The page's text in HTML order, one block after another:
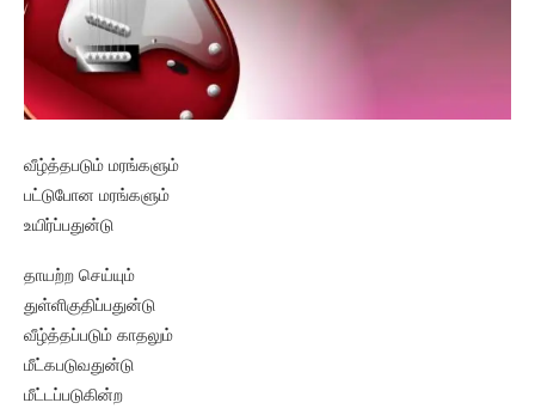
வீழ்த்தபடும் மரங்களும்
பட்டுபோன மரங்களும்
உயிர்ப்பதுன்டு
தாயற்ற செய்யும்
துள்ளிகுதிப்பதுன்டு
வீழ்த்தப்படும் காதலும்
மீட்கபடுவதுன்டு
மீட்டப்படுகின்ற